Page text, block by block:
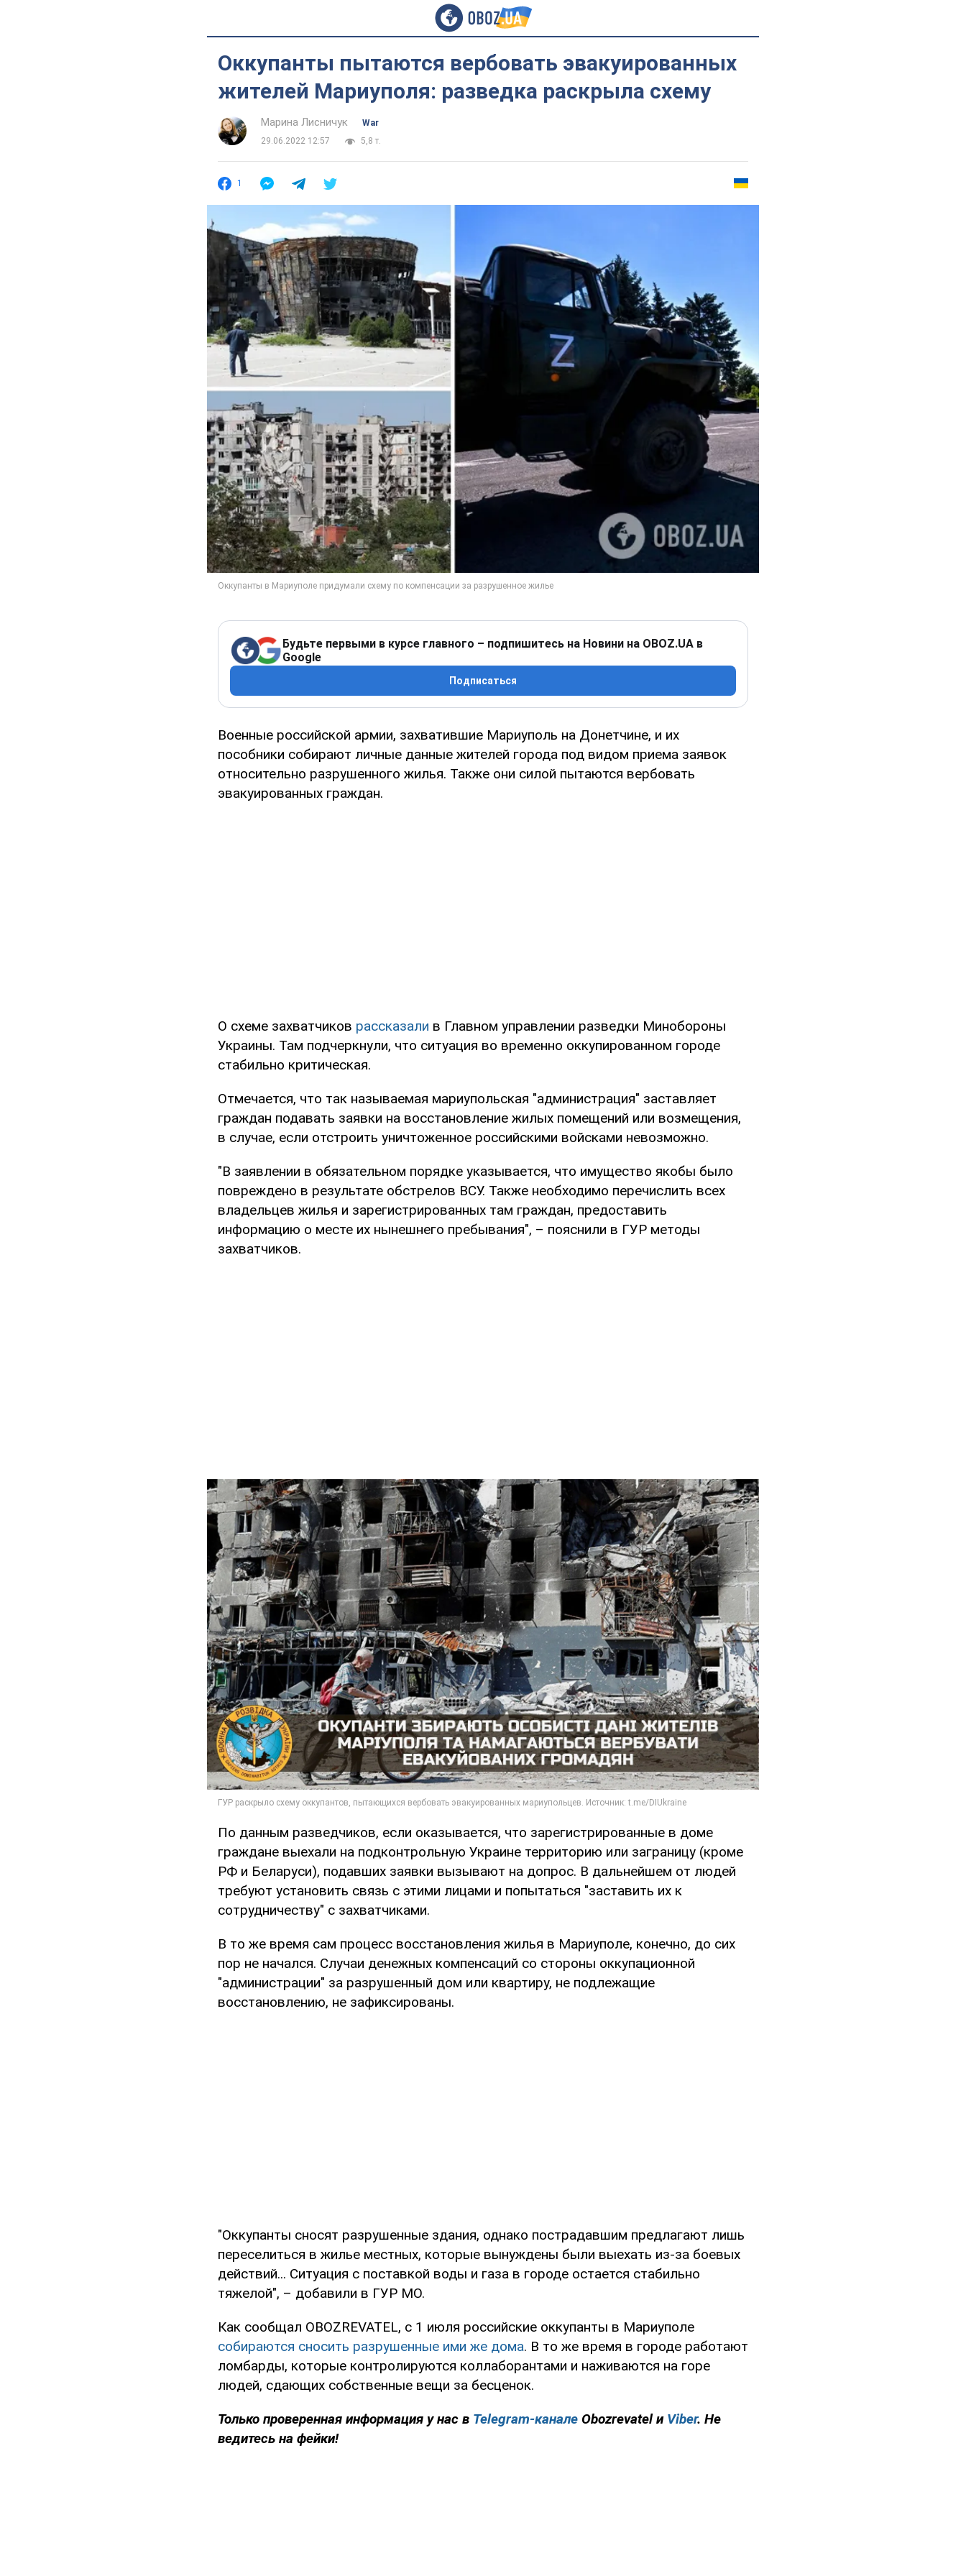
Оккупанты пытаются вербовать эвакуированных
жителей Мариуполя: разведка раскрыла схему
Марина Лисничук
War
29.06.2022 12:57
5,8 т.
1
Будьте первыми в курсе главного – подпишитесь на Новини на OBOZ.UA в
Google
Подписаться
Военные российской армии, захватившие Мариуполь на Донетчине, и их
пособники собирают личные данные жителей города под видом приема заявок
относительно разрушенного жилья. Также они силой пытаются вербовать
эвакуированных граждан.
О схеме захватчиков рассказали в Главном управлении разведки Минобороны
Украины. Там подчеркнули, что ситуация во временно оккупированном городе
стабильно критическая.
Отмечается, что так называемая мариупольская "администрация" заставляет
граждан подавать заявки на восстановление жилых помещений или возмещения,
в случае, если отстроить уничтоженное российскими войсками невозможно.
"В заявлении в обязательном порядке указывается, что имущество якобы было
повреждено в результате обстрелов ВСУ. Также необходимо перечислить всех
владельцев жилья и зарегистрированных там граждан, предоставить
информацию о месте их нынешнего пребывания", – пояснили в ГУР методы
захватчиков.
По данным разведчиков, если оказывается, что зарегистрированные в доме
граждане выехали на подконтрольную Украине территорию или заграницу (кроме
РФ и Беларуси), подавших заявки вызывают на допрос. В дальнейшем от людей
требуют установить связь с этими лицами и попытаться "заставить их к
сотрудничеству" с захватчиками.
В то же время сам процесс восстановления жилья в Мариуполе, конечно, до сих
пор не начался. Случаи денежных компенсаций со стороны оккупационной
"администрации" за разрушенный дом или квартиру, не подлежащие
восстановлению, не зафиксированы.
"Оккупанты сносят разрушенные здания, однако пострадавшим предлагают лишь
переселиться в жилье местных, которые вынуждены были выехать из-за боевых
действий... Ситуация с поставкой воды и газа в городе остается стабильно
тяжелой", – добавили в ГУР МО.
Как сообщал OBOZREVATEL, с 1 июля российские оккупанты в Мариуполе
собираются сносить разрушенные ими же дома. В то же время в городе работают
ломбарды, которые контролируются коллаборантами и наживаются на горе
людей, сдающих собственные вещи за бесценок.
Только проверенная информация у нас в Telegram-канале Obozrevatel и Viber. Не
ведитесь на фейки!